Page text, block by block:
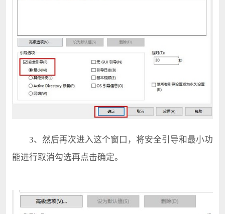
3、然后再次进入这个窗口，将安全引导和最小功
能进行取消勾选再点击确定。